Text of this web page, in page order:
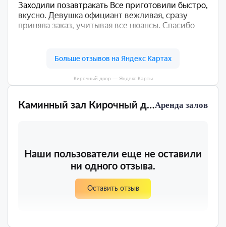
Каминный зал Кирочный дворАренда залов
Наши пользователи еще не оставили
ни одного отзыва.
Оставить отзыв
Кирочный двор — Яндекс Карты